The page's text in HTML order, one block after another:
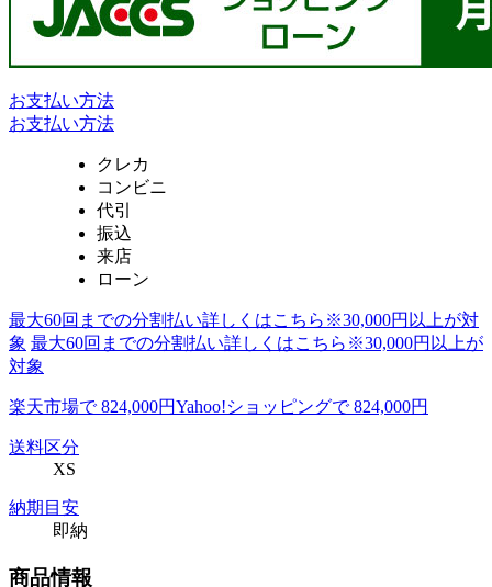
お支払い方法
お支払い方法
クレカ
コンビニ
代引
振込
来店
ローン
最大60回までの分割払い詳しくはこちら※30,000円以上が対
象 最大60回までの分割払い詳しくはこちら※30,000円以上が
対象
楽天市場で 824,000円Yahoo!ショッピングで 824,000円
送料区分
XS
納期目安
即納
商品情報